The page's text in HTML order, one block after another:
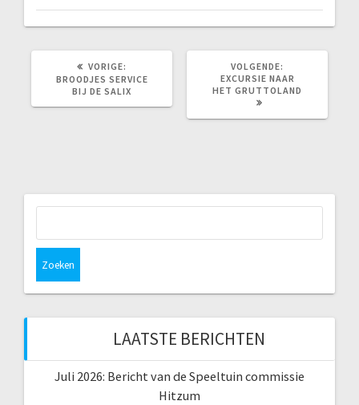
VORIGE:
BERICHT:
BROODJES SERVICE
BIJ DE SALIX
VOLGENDE:
BERICHT:
EXCURSIE NAAR
HET GRUTTOLAND
LAATSTE BERICHTEN
Juli 2026: Bericht van de Speeltuin commissie
Hitzum